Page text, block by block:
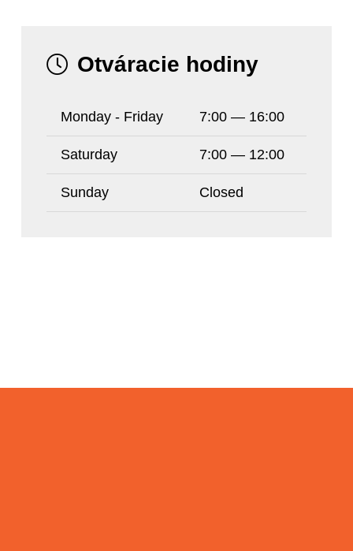
Otváracie hodiny
Monday - Friday 7:00 — 16:00
Saturday 7:00 — 12:00
Sunday Closed